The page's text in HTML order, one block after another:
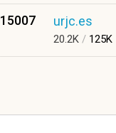
15007 urjc.es
20.2K / 125K